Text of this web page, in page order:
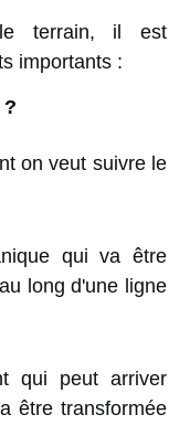
terrain, il est
importants :
?
on veut suivre le
qui va être
long d'une ligne
qui peut arriver
être transformée